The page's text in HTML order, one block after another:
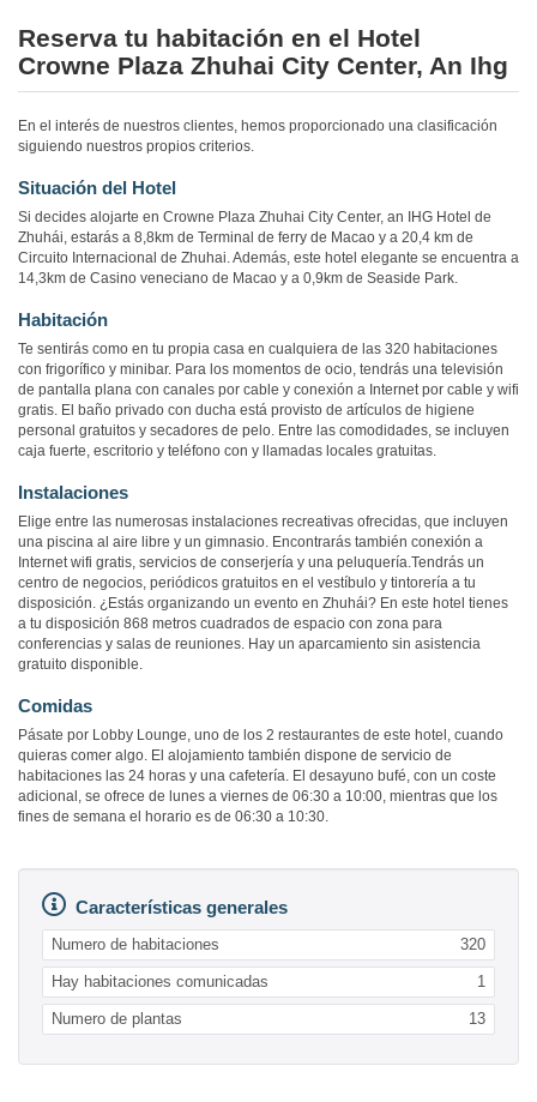
Reserva tu habitación en el Hotel
Crowne Plaza Zhuhai City Center, An Ihg
En el interés de nuestros clientes, hemos proporcionado una clasificación
siguiendo nuestros propios criterios.
Situación del Hotel
Si decides alojarte en Crowne Plaza Zhuhai City Center, an IHG Hotel de
Zhuhái, estarás a 8,8km de Terminal de ferry de Macao y a 20,4 km de
Circuito Internacional de Zhuhai. Además, este hotel elegante se encuentra a
14,3km de Casino veneciano de Macao y a 0,9km de Seaside Park.
Habitación
Te sentirás como en tu propia casa en cualquiera de las 320 habitaciones
con frigorífico y minibar. Para los momentos de ocio, tendrás una televisión
de pantalla plana con canales por cable y conexión a Internet por cable y wifi
gratis. El baño privado con ducha está provisto de artículos de higiene
personal gratuitos y secadores de pelo. Entre las comodidades, se incluyen
caja fuerte, escritorio y teléfono con y llamadas locales gratuitas.
Instalaciones
Elige entre las numerosas instalaciones recreativas ofrecidas, que incluyen
una piscina al aire libre y un gimnasio. Encontrarás también conexión a
Internet wifi gratis, servicios de conserjería y una peluquería.Tendrás un
centro de negocios, periódicos gratuitos en el vestíbulo y tintorería a tu
disposición. ¿Estás organizando un evento en Zhuhái? En este hotel tienes
a tu disposición 868 metros cuadrados de espacio con zona para
conferencias y salas de reuniones. Hay un aparcamiento sin asistencia
gratuito disponible.
Comidas
Pásate por Lobby Lounge, uno de los 2 restaurantes de este hotel, cuando
quieras comer algo. El alojamiento también dispone de servicio de
habitaciones las 24 horas y una cafetería. El desayuno bufé, con un coste
adicional, se ofrece de lunes a viernes de 06:30 a 10:00, mientras que los
fines de semana el horario es de 06:30 a 10:30.
Características generales
Numero de habitaciones 320
Hay habitaciones comunicadas 1
Numero de plantas 13